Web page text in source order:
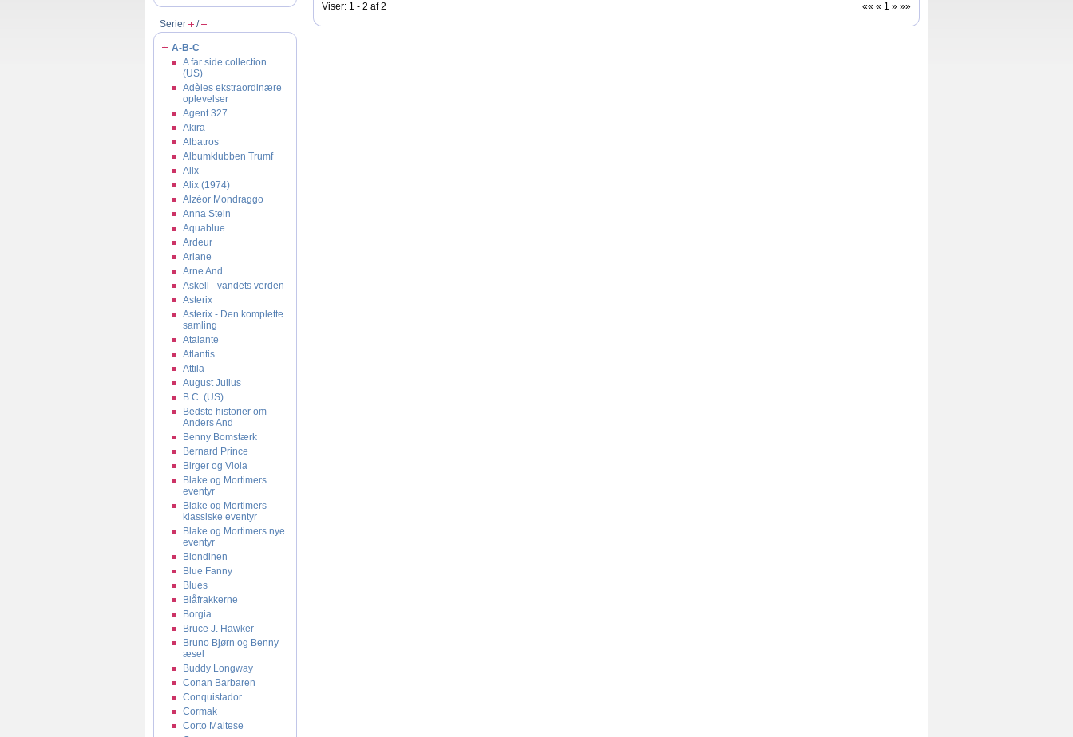
Serier /
A-B-C
A far side collection
(US)
Adèles ekstraordinære
oplevelser
Agent 327
Akira
Albatros
Albumklubben Trumf
Alix
Alix (1974)
Alzéor Mondraggo
Anna Stein
Aquablue
Ardeur
Ariane
Arne And
Askell - vandets verden
Asterix
Asterix - Den komplette
samling
Atalante
Atlantis
Attila
August Julius
B.C. (US)
Bedste historier om
Anders And
Benny Bomstærk
Bernard Prince
Birger og Viola
Blake og Mortimers
eventyr
Blake og Mortimers
klassiske eventyr
Blake og Mortimers nye
eventyr
Blondinen
Blue Fanny
Blues
Blåfrakkerne
Borgia
Bruce J. Hawker
Bruno Bjørn og Benny
æsel
Buddy Longway
Conan Barbaren
Conquistador
Cormak
Corto Maltese
«« « 1 » »»
Viser: 1 - 2 af 2